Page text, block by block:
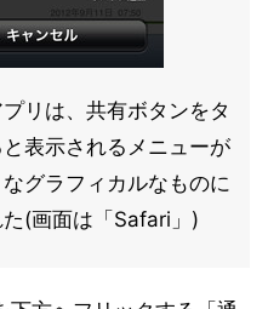
リは、共有ボタンをタ
と表示されるメニューが
グラフィカルなものに
(画面は「Safari」)